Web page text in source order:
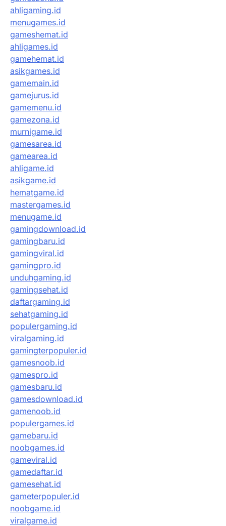
ahligaming.id
menugames.id
gameshemat.id
ahligames.id
gamehemat.id
asikgames.id
gamemain.id
gamejurus.id
gamemenu.id
gamezona.id
murnigame.id
gamesarea.id
gamearea.id
ahligame.id
asikgame.id
hematgame.id
mastergames.id
menugame.id
gamingdownload.id
gamingbaru.id
gamingviral.id
gamingpro.id
unduhgaming.id
gamingsehat.id
daftargaming.id
sehatgaming.id
populergaming.id
viralgaming.id
gamingterpopuler.id
gamesnoob.id
gamespro.id
gamesbaru.id
gamesdownload.id
gamenoob.id
populergames.id
gamebaru.id
noobgames.id
gameviral.id
gamedaftar.id
gamesehat.id
gameterpopuler.id
noobgame.id
viralgame.id